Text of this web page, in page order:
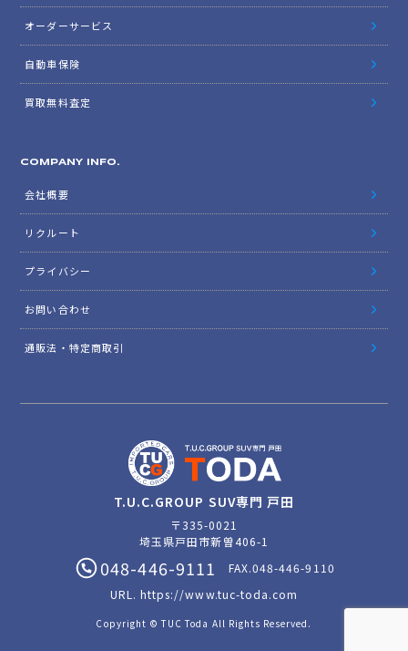
オーダーサービス
自動車保険
買取無料査定
COMPANY INFO.
会社概要
リクルート
プライバシー
お問い合わせ
通販法・特定商取引
T.U.C.GROUP SUV専門 戸田
〒335-0021
埼玉県戸田市新曽406-1
048-446-9111
FAX.048-446-9110
URL.https://www.tuc-toda.com
Copyright © TUC Toda All Rights Reserved.